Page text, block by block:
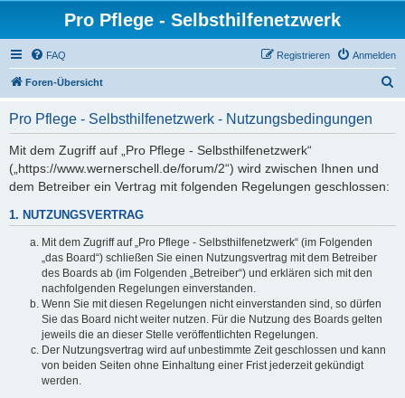
Pro Pflege - Selbsthilfenetzwerk
FAQ Anmelden
Registrieren
Foren-Übersicht
Pro Pflege - Selbsthilfenetzwerk - Nutzungsbedingungen
Mit dem Zugriff auf „Pro Pflege - Selbsthilfenetzwerk“
(„https://www.wernerschell.de/forum/2“) wird zwischen Ihnen und
dem Betreiber ein Vertrag mit folgenden Regelungen geschlossen:
1. NUTZUNGSVERTRAG
Mit dem Zugriff auf „Pro Pflege - Selbsthilfenetzwerk“ (im Folgenden
„das Board“) schließen Sie einen Nutzungsvertrag mit dem Betreiber
des Boards ab (im Folgenden „Betreiber“) und erklären sich mit den
nachfolgenden Regelungen einverstanden.
Wenn Sie mit diesen Regelungen nicht einverstanden sind, so dürfen
Sie das Board nicht weiter nutzen. Für die Nutzung des Boards gelten
jeweils die an dieser Stelle veröffentlichten Regelungen.
Der Nutzungsvertrag wird auf unbestimmte Zeit geschlossen und kann
von beiden Seiten ohne Einhaltung einer Frist jederzeit gekündigt
werden.